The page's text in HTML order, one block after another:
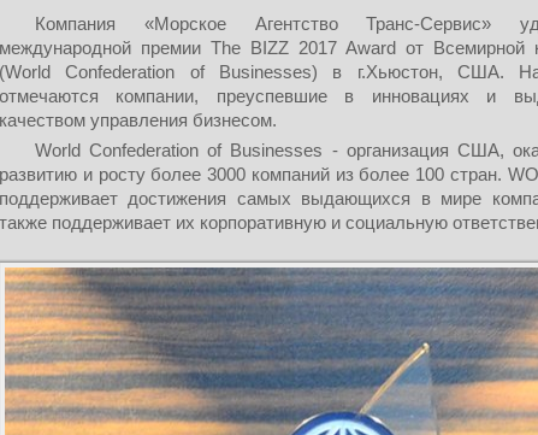
Компания «Морское Агентство Транс-Сервис»
международной премии The BIZZ 2017 Award от Всемирной
(World Confederation of Businesses) в г.Хьюстон, США.
отмечаются компании, преуспевшие в инновациях и
качеством управления бизнесом.
World Confederation of Businesses - организация США,
развитию и росту более 3000 компаний из более 100 стран.
поддерживает достижения самых выдающихся в мире
также поддерживает их корпоративную и социальную